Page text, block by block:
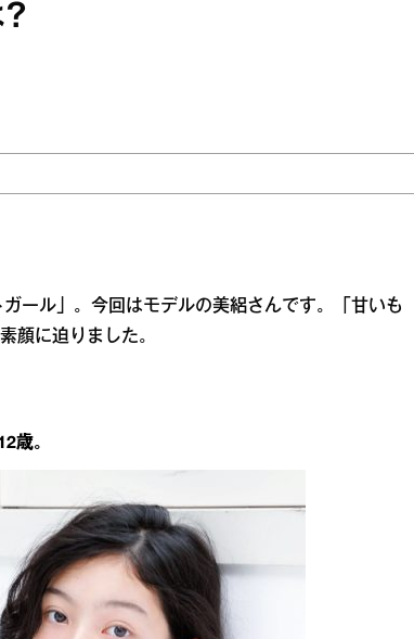
ール」。今回はモデルの美絽さんです。「甘いも
顔に迫りました。
歳。